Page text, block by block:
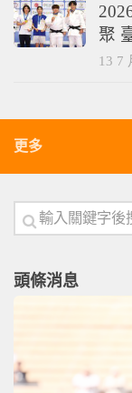
聚
13 7
更多
頭條消息